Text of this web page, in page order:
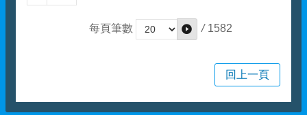
每頁筆數 / 1582
回上一頁